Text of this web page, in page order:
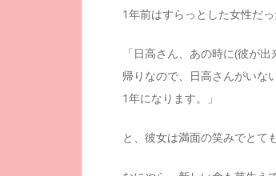
1年前はすらっとした女性だ
「日高さん、あの時に(彼が
帰りなので、日高さんがいな
1年になります。」
と、彼女は満面の笑みでとて